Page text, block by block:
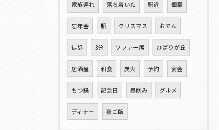
家族連れ 落ち着いた 駅近 個室
忘年会 駅 クリスマス おでん
徒歩 3分 ソファー席 ひばりが丘
居酒屋 和食 炭火 予約 宴会
もつ鍋 記念日 昼飲み グルメ
ディナー 夜ご飯